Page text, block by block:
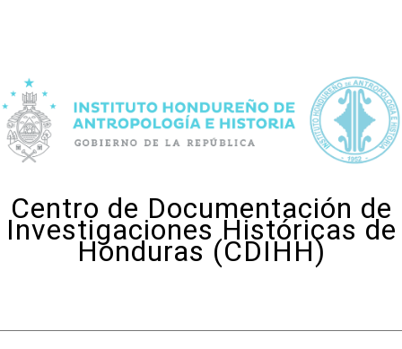
Centro de Documentación de
Investigaciones Históricas de
Honduras (CDIHH)